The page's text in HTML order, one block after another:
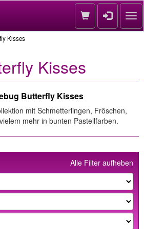
Kisses
Kisses
Butterfly Kisses
mit Schmetterlingen, Fröschen,
mehr in bunten Pastellfarben.
Alle Filter aufheben